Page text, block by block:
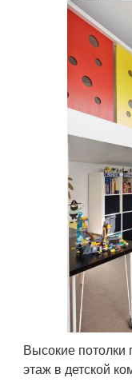
Высокие потолки
этаж в детской